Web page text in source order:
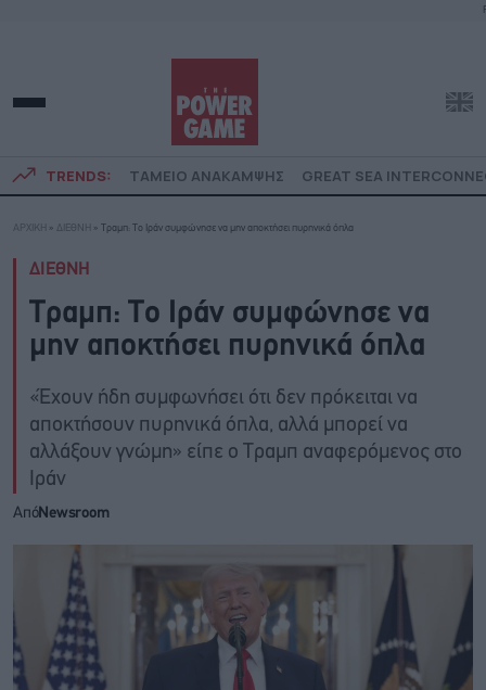
TRENDS: ΤΑΜΕΙΟ ΑΝΑΚΑΜΨΗΣ GREAT SEA
ΑΡΧΙΚΗ » ΔΙΕΘΝΗ » Τραμπ: Το Ιράν συμφώνησε να μην αποκτήσει πυρηνικά όπλα
ΔΙΕΘΝΗ
Τραμπ: Το Ιράν συμφώνησε να
μην αποκτήσει πυρηνικά όπλα
«Έχουν ήδη συμφωνήσει ότι δεν πρόκειται να
αποκτήσουν πυρηνικά όπλα, αλλά μπορεί να
αλλάξουν γνώμη» είπε ο Τραμπ αναφερόμενος στο
Ιράν
ΑπόNewsroom